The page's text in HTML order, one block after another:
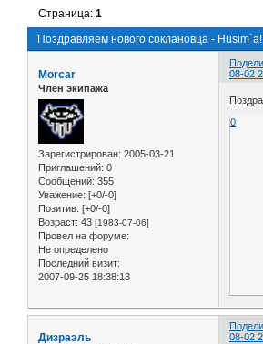
Поздравляем нового соклановца -
Страница:1
08-02
Morcar
Член экипажа
Зарегистрирован: 2005-03-21
Приглашений: 0
Сообщений: 355
Уважение: [+0/-0]
Позитив: [+0/-0]
Возраст: 43 [1983-07-06]
Провел на форуме:
Не определено
Последний визит:
2007-09-25 18:38:13
0
08-02
Дизраэль